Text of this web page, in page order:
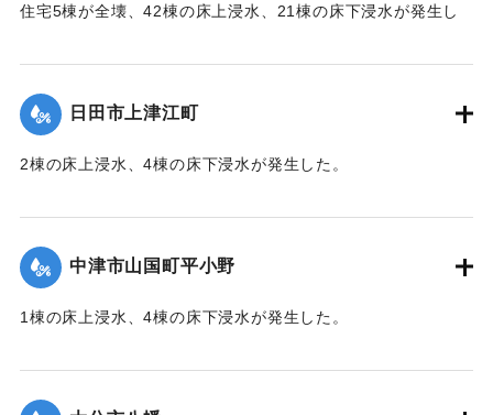
住宅5棟が全壊、42棟の床上浸水、21棟の床下浸水が発生し
（第 37 報）】
｜固有コード:01215050
日田市上津江町
2棟の床上浸水、4棟の床下浸水が発生した。
｜固有コード:
中津市山国町平小野
1棟の床上浸水、4棟の床下浸水が発生した。